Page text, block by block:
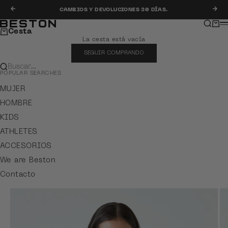
Anterior
CAMBIOS Y DEVOLUCIONES 30 DÍAS.
Beston Buscar
Cesta
La cesta está vacía
SEGUIR COMPRANDO
Buscar…
POPULAR SEARCHES
MUJER
HOMBRE
KIDS
ATHLETES
ACCESORIOS
We are Beston
Contacto